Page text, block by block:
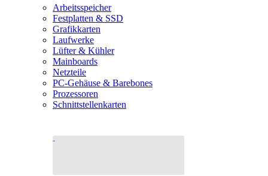
Arbeitsspeicher
Festplatten & SSD
Grafikkarten
Laufwerke
Lüfter & Kühler
Mainboards
Netzteile
PC-Gehäuse & Barebones
Prozessoren
Schnittstellenkarten